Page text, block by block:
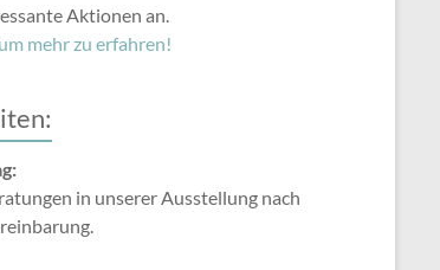
Aktionen an.
mehr zu erfahren!
in unserer Ausstellung nach